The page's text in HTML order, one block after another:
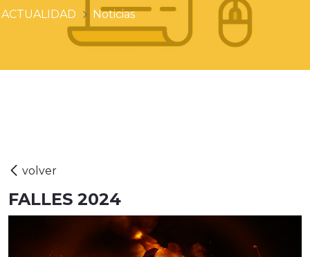
ACTUALIDAD Noticias
FALLES 2024